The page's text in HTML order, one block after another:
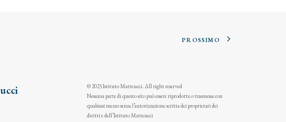
PROSSIMO
© 2025 Istituto Matteucci. All right reserved
Nessuna parte di questo sito può essere riprodotta o trasmessa con
qualsiasi mezzo senza l’autorizzazione scritta dei proprietari dei
diritti e dell’Istituto Matteucci